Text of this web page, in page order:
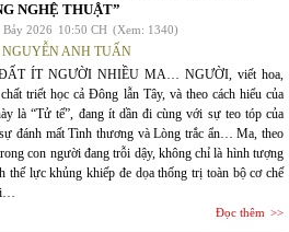
NGHỆ THUẬT”
2026 10:50 CH (Xem: 1340)
ANH TUẤN
ÍT NGƯỜI NHIỀU MA… NGƯỜI, viết hoa,
triết học cả Đông lẫn Tây, và theo cách hiểu của
là “Tử tế”, đang ít dần đi cùng với sự teo tóp của
đánh mất Tình thương và Lòng trắc ẩn… Ma, theo
con người đang trỗi dậy, không chỉ là hình tượng
thế lực khủng khiếp đe dọa thống trị toàn bộ cơ chế
Đọc thêm